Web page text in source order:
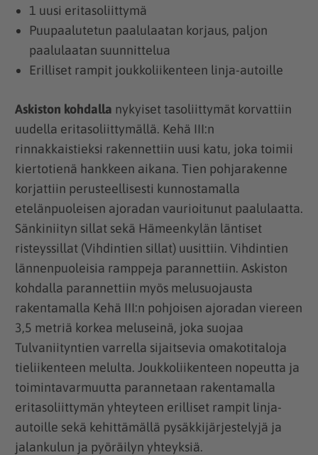
1 uusi eritasoliittymä
Puupaalutetun paalulaatan korjaus, paljon
paalulaatan suunnittelua
Erilliset rampit joukkoliikenteen linja-autoille
Askiston kohdalla nykyiset tasoliittymät korvattiin
uudella eritasoliittymällä. Kehä III:n
rinnakkaistieksi rakennettiin uusi katu, joka toimii
kiertotienä hankkeen aikana. Tien pohjarakenne
korjattiin perusteellisesti kunnostamalla
etelänpuoleisen ajoradan vaurioitunut paalulaatta.
Sänkiniityn sillat sekä Hämeenkylän läntiset
risteyssillat (Vihdintien sillat) uusittiin. Vihdintien
lännenpuoleisia ramppeja parannettiin. Askiston
kohdalla parannettiin myös melusuojausta
rakentamalla Kehä III:n pohjoisen ajoradan viereen
3,5 metriä korkea meluseinä, joka suojaa
Tulvaniityntien varrella sijaitsevia omakotitaloja
tieliikenteen melulta. Joukkoliikenteen nopeutta ja
toimintavarmuutta parannetaan rakentamalla
eritasoliittymän yhteyteen erilliset rampit linja-
autoille sekä kehittämällä pysäkkijärjestelyjä ja
jalankulun ja pyöräilyn yhteyksiä.